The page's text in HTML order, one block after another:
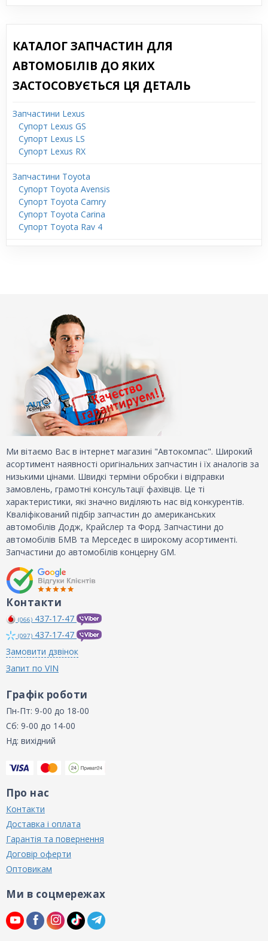
КАТАЛОГ ЗАПЧАСТИН ДЛЯ
АВТОМОБІЛІВ ДО ЯКИХ
ЗАСТОСОВУЄТЬСЯ ЦЯ ДЕТАЛЬ
Запчастини Lexus
Супорт Lexus GS
Супорт Lexus LS
Супорт Lexus RX
Запчастини Toyota
Супорт Toyota Avensis
Супорт Toyota Camry
Супорт Toyota Carina
Супорт Toyota Rav 4
Ми вітаємо Вас в інтернет магазині "Автокомпас". Широкий
асортимент наявності оригінальних запчастин і їх аналогів за
низькими цінами. Швидкі терміни обробки і відправки
замовлень, грамотні консультації фахівців. Це ті
характеристики, які значно виділяють нас від конкурентів.
Кваліфікований підбір запчастин до американських
автомобілів Додж, Крайслер та Форд. Запчастини до
автомобілів БМВ та Мерседес в широкому асортименті.
Запчастини до автомобілів концерну GM.
Контакти
(066) 437-17-47
(097) 437-17-47
Замовити дзвінок
Запит по VIN
Графік роботи
Пн-Пт: 9-00 до 18-00
Сб: 9-00 до 14-00
Нд: вихідний
Про нас
Контакти
Доставка і оплата
Гарантія та повернення
Договір оферти
Оптовикам
Ми в соцмережах